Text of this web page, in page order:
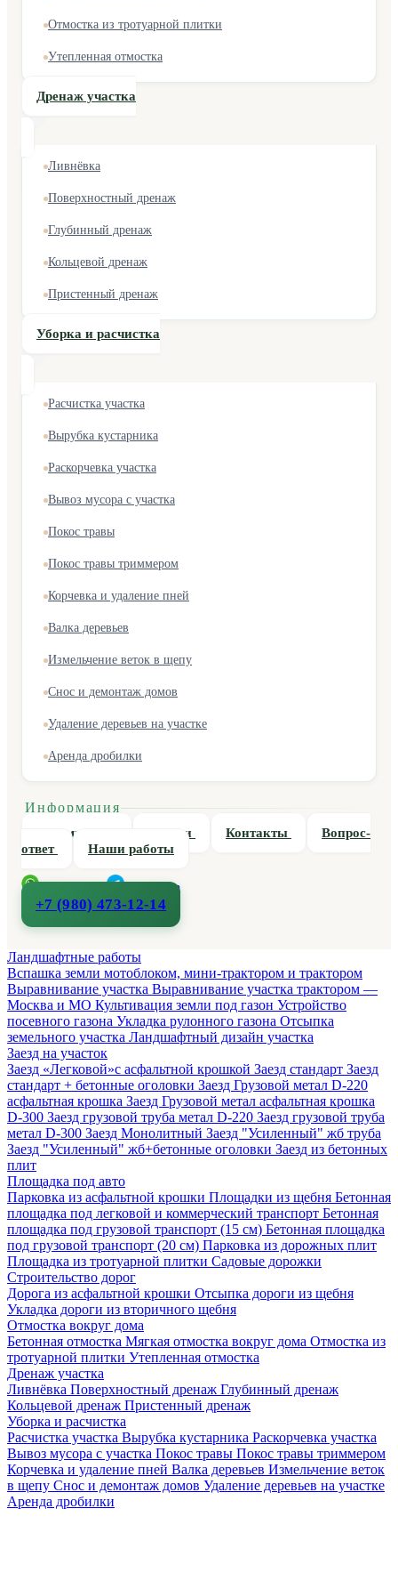
Отмостка из тротуарной плитки
Утепленная отмостка
Дренаж участка
Ливнёвка
Поверхностный дренаж
Глубинный дренаж
Кольцевой дренаж
Пристенный дренаж
Уборка и расчистка
Расчистка участка
Вырубка кустарника
Раскорчевка участка
Вывоз мусора с участка
Покос травы
Покос травы триммером
Корчевка и удаление пней
Валка деревьев
Измельчение веток в щепу
Снос и демонтаж домов
Удаление деревьев на участке
Аренда дробилки
Информация
О компании Статьи Контакты
Вопрос-
ответ
Наши работы
Telegram
+7 (980) 473-12-14
Ландшафтные работы
Вспашка земли мотоблоком, мини-трактором и трактором
Выравнивание участка Выравнивание участка трактором —
Москва и МО Культивация земли под газон Устройство
посевного газона Укладка рулонного газона Отсыпка
земельного участка Ландшафтный дизайн участка
Заезд на участок
Заезд «Легковой»с асфальтной крошкой Заезд стандарт Заезд
стандарт + бетонные оголовки Заезд Грузовой метал D-220
асфальтная крошка Заезд Грузовой метал асфальтная крошка
D-300 Заезд грузовой труба метал D-220 Заезд грузовой труба
метал D-300 Заезд Монолитный Заезд "Усиленный" жб труба
Заезд "Усиленный" жб+бетонные оголовки Заезд из бетонных
плит
Площадка под авто
Парковка из асфальтной крошки Площадки из щебня Бетонная
площадка под легковой и коммерческий транспорт Бетонная
площадка под грузовой транспорт (15 см) Бетонная площадка
под грузовой транспорт (20 см) Парковка из дорожных плит
Площадка из тротуарной плитки Садовые дорожки
Строительство дорог
Дорога из асфальтной крошки Отсыпка дороги из щебня
Укладка дороги из вторичного щебня
Отмостка вокруг дома
Бетонная отмостка Мягкая отмостка вокруг дома Отмостка из
тротуарной плитки Утепленная отмостка
Дренаж участка
Ливнёвка Поверхностный дренаж Глубинный дренаж
Кольцевой дренаж Пристенный дренаж
Уборка и расчистка
Расчистка участка Вырубка кустарника Раскорчевка участка
Вывоз мусора с участка Покос травы Покос травы триммером
Корчевка и удаление пней Валка деревьев Измельчение веток
в щепу Снос и демонтаж домов Удаление деревьев на участке
Аренда дробилки